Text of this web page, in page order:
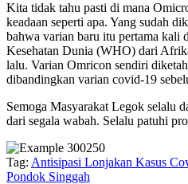
Kita tidak tahu pasti di mana
keadaan seperti apa. Yang sudah
bahwa varian baru itu pertama kali
Kesehatan Dunia (WHO) dari
lalu. Varian Omricon sendiri
dibandingkan varian covid-19
Semoga Masyarakat Legok selalu
dari segala wabah. Selalu patuhi
Tag: Antisipasi Lonjakan Kasus
Pondok Singgah